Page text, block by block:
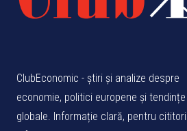
ClubEconomic - știri și analize despre
economie, politici europene și tendințe
globale. Informație clară, pentru cititori